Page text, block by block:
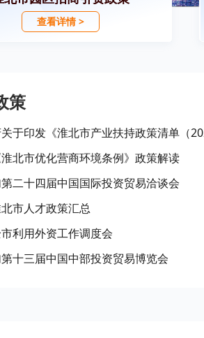
查看详情 >
策
于印发《淮北市产业扶持政策清单（
淮北市优化营商环境条例》政策解读
二十四届中国国际投资贸易洽谈会
北市人才政策汇总
利用外资工作调度会
十三届中国中部投资贸易博览会